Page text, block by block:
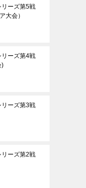
リーズ第5戦
大会）
リーズ第4戦
)
リーズ第3戦
リーズ第2戦